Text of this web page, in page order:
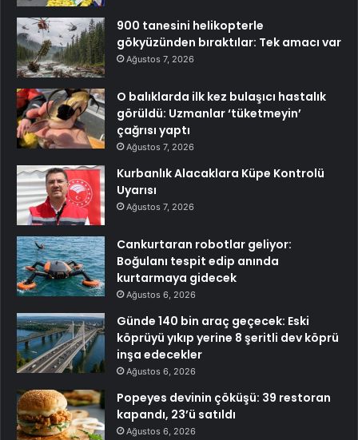
900 tanesini helikopterle
gökyüzünden bıraktılar: Tek amacı var
Ağustos 7, 2026
O balıklarda ilk kez bulaşıcı hastalık
görüldü: Uzmanlar ‘tüketmeyin’
çağrısı yaptı
Ağustos 7, 2026
Kurbanlık Alacaklara Küpe Kontrolü
Uyarısı
Ağustos 7, 2026
Cankurtaran robotlar geliyor:
Boğulanı tespit edip anında
kurtarmaya gidecek
Ağustos 6, 2026
Günde 140 bin araç geçecek: Eski
köprüyü yıkıp yerine 8 şeritli dev köprü
inşa edecekler
Ağustos 6, 2026
Popeyes devinin çöküşü: 39 restoran
kapandı, 23’ü satıldı
Ağustos 6, 2026